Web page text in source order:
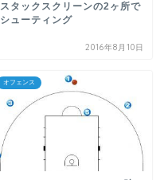
スタックスクリーンの2ヶ所で
シューティング
2016年8月10日
オフェンス